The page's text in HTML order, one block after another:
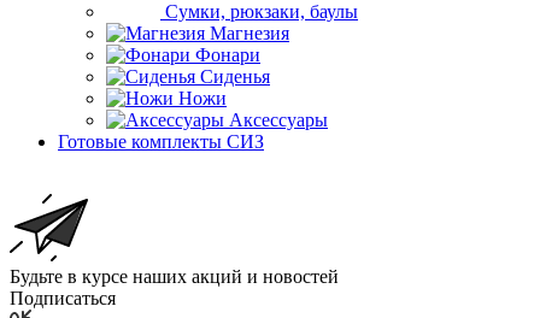
Сумки, рюкзаки, баулы
Магнезия
Фонари
Сиденья
Ножи
Аксессуары
Готовые комплекты СИЗ
Будьте в курсе наших акций и новостей
Подписаться